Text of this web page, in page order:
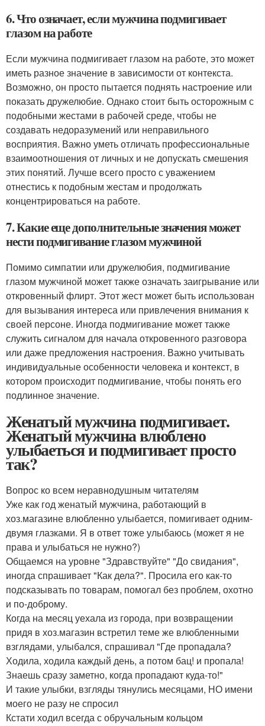
6. Что означает, если мужчина подмигивает
глазом на работе
Если мужчина подмигивает глазом на работе, это может
иметь разное значение в зависимости от контекста.
Возможно, он просто пытается поднять настроение или
показать дружелюбие. Однако стоит быть осторожным с
подобными жестами в рабочей среде, чтобы не
создавать недоразумений или неправильного
восприятия. Важно уметь отличать профессиональные
взаимоотношения от личных и не допускать смешения
этих понятий. Лучше всего просто с уважением
отнестись к подобным жестам и продолжать
концентрироваться на работе.
7. Какие еще дополнительные значения может
нести подмигивание глазом мужчиной
Помимо симпатии или дружелюбия, подмигивание
глазом мужчиной может также означать заигрывание или
откровенный флирт. Этот жест может быть использован
для вызывания интереса или привлечения внимания к
своей персоне. Иногда подмигивание может также
служить сигналом для начала откровенного разговора
или даже предложения настроения. Важно учитывать
индивидуальные особенности человека и контекст, в
котором происходит подмигивание, чтобы понять его
подлинное значение.
Женатый мужчина подмигивает.
Женатый мужчина влюблено
улыбаеться и подмигивает просто
так?
Вопрос ко всем неравнодушным читателям
Уже как год женатый мужчина, работающий в
хоз.магазине влюбленно улыбается, помигивает одним-
двумя глазками. Я в ответ тоже улыбаюсь (может я не
права и улыбаться не нужно?)
Общаемся на уровне "Здравствуйте" "До свидания",
иногда спрашивает "Как дела?". Просила его как-то
подсказывать по товарам, помогал без проблем, охотно
и по-доброму.
Когда на месяц уехала из города, при возвращении
придя в хоз.магазин встретил теме же влюбленными
взглядами, улыбался, спрашивал "Где пропадала?
Ходила, ходила каждый день, а потом бац! и пропала!
Знаешь сразу заметно, когда пропадают куда-то!"
И такие улыбки, взгляды тянулись месяцами, НО имени
моего не разу не спросил
Кстати ходил всегда с обручальным кольцом